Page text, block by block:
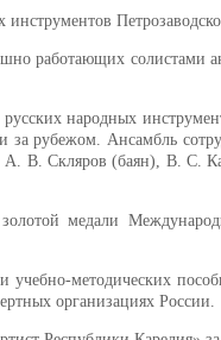
работающих
народных
и за рубежом. Ансамбль
В. Скляров (баян), В. С.
медали
методических
организациях России.